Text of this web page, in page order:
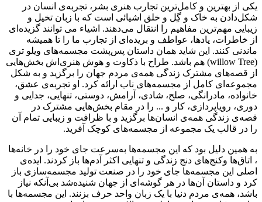
یکی از بهترین و کامل‌ترین تجارب هنری بشر، تجربه‌ی انسان در
شکل‌دادن به خاک و گِل و خلق اشیائی است که با زبان تخیل و
زیبایی مهم‌ترین مفاهیم را انتقال می‌دهند. اشیاء می توانند گزیده‌ای
از خاطرات، یادها، عواطف و بریده‌ای از تجارب ما را تا همیشه
ماندنی کنند. این شاید همان داستان پس‌پشت مجسمه‌های ویلو تری
(willow Tree) هم باشد. طراح با ذکاوت و هوش هنری‌اش بخش‌هایی
از قصه‌های مشترک زندگی همه‌ی مردم جهان را برگزید و به شکل
مجموعه‌ای کامل از مجسمه‌های ناب ارائه کرد. او تجربه‌ی عشق،
خانواده، مادرانگی، صلح، شادی، آرامش، دوستی، تنهایی، جدایی و
دوری، رویاپردازی، کار و ... را در مقام بخش‌هایی مشترک در
قصه‌ی زندگی همه‌ی انسان‌ها برگزید و با ظرافت و زیبایی تمام آن
را در قالب یک مجموعه از مجسمه‌های کوچک آفرید.
به همین دلیل بود که این مجسمه‌ها به‌سرعت جای خود را در خانه‌ها
، اتاق‌ها وکنج‌های دنج زندگی و تنهایی اکثر آدم‌ها باز کردند. ایده‌ی
اصلی این مجسمه‌ها جای خود را در صنعت تولید مجسمه‌سازی باز
کرد و داستان آن‌ها در هر گوشه‌ای از جهان شنیده‌شد بی‌آنکه نیاز
باشد، همه‌ی مردم دنیا با یک زبان واحد حرف بزنند. این مجسمه‌ها با